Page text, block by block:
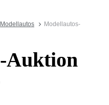
Modellautos
Modellautos-
Auktion